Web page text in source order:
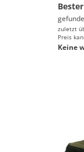
zuletzt
Preis
Keine